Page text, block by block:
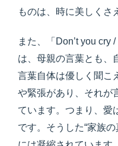
ものは、時に美しくさ
また、「Don’t you cry
は、母親の言葉とも、
言葉自体は優しく聞こ
や緊張があり、それが
ています。つまり、愛
です。そうした“家族